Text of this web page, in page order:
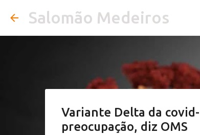
Salomão Medeiros
Variante Delta da
preocupação, diz OMS